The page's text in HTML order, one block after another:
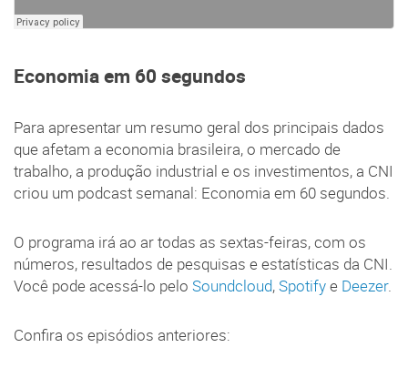
Economia em 60 segundos
Para apresentar um resumo geral dos principais dados
que afetam a economia brasileira, o mercado de
trabalho, a produção industrial e os investimentos, a CNI
criou um podcast semanal: Economia em 60 segundos.
O programa irá ao ar todas as sextas-feiras, com os
números, resultados de pesquisas e estatísticas da CNI.
Você pode acessá-lo pelo Soundcloud,Spotifye Deezer.
Confira os episódios anteriores: